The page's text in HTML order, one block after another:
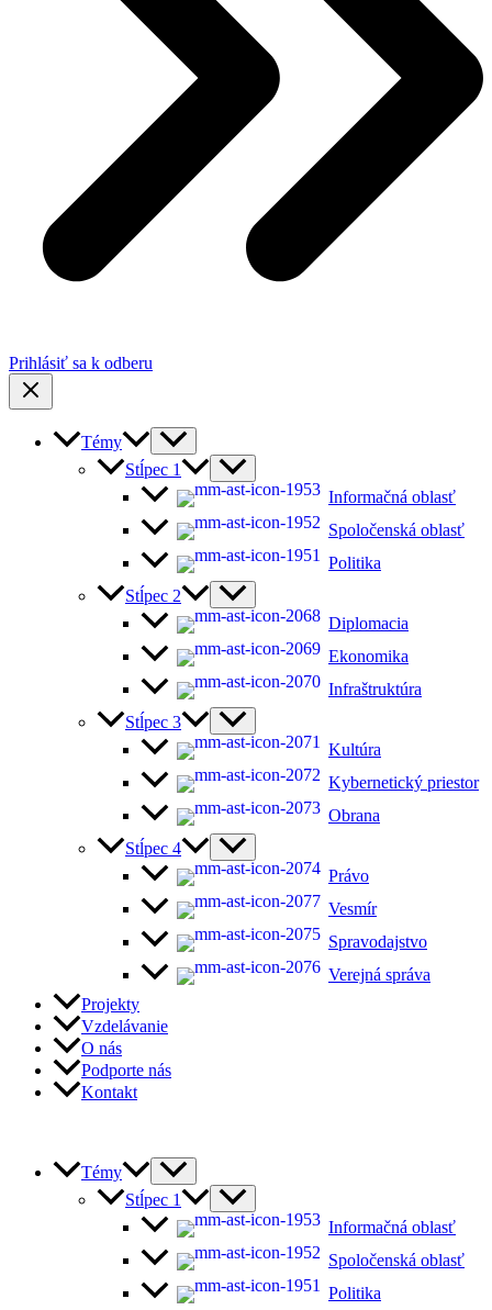
Prihlásiť sa k odberu
Témy
Stĺpec 1
Informačná oblasť
Spoločenská oblasť
Politika
Stĺpec 2
Diplomacia
Ekonomika
Infraštruktúra
Stĺpec 3
Kultúra
Kybernetický priestor
Obrana
Stĺpec 4
Právo
Vesmír
Spravodajstvo
Verejná správa
Projekty
Vzdelávanie
O nás
Podporte nás
Kontakt
Témy
Stĺpec 1
Informačná oblasť
Spoločenská oblasť
Politika